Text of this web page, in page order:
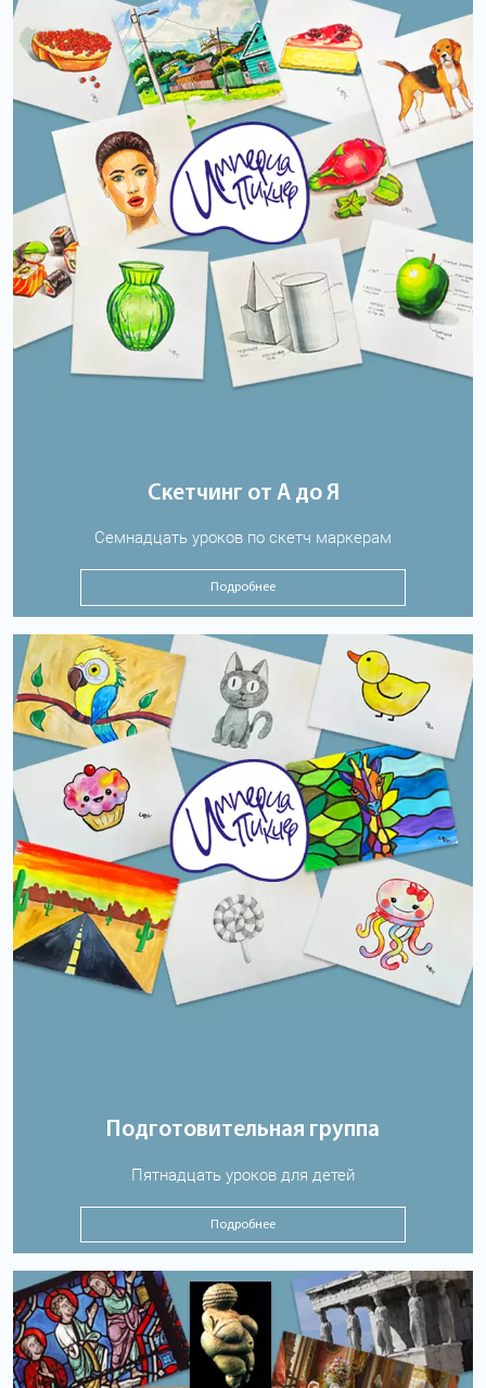
Скетчинг от А до Я
Семнадцать уроков по скетч маркерам
Подробнее
Подготовительная группа
Пятнадцать уроков для детей
Подробнее